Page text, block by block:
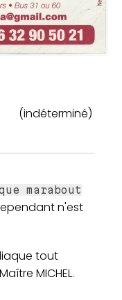
(indéterminé)
marabout
n'est
tout
MICHEL.